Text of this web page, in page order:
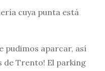
cuya punta está
pudimos aparcar, así
de Trento! El parking